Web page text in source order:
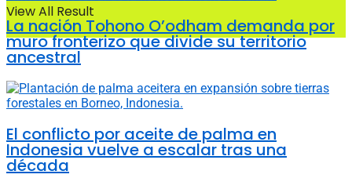
View All Result
La nación Tohono O’odham demanda por
muro fronterizo que divide su territorio
ancestral
El conflicto por aceite de palma en
Indonesia vuelve a escalar tras una
década